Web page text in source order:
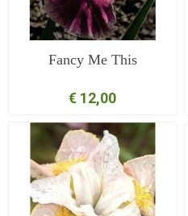
Fancy Me This
€ 12,00